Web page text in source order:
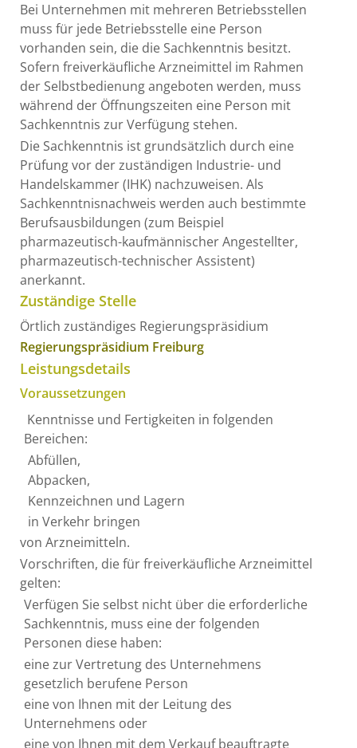
Bei Unternehmen mit mehreren Betriebsstellen
muss für jede Betriebsstelle eine Person
vorhanden sein, die die Sachkenntnis besitzt.
Sofern freiverkäufliche Arzneimittel im Rahmen
der Selbstbedienung angeboten werden, muss
während der Öffnungszeiten eine Person mit
Sachkenntnis zur Verfügung stehen.
Die Sachkenntnis ist grundsätzlich durch eine
Prüfung vor der zuständigen Industrie- und
Handelskammer (IHK) nachzuweisen. Als
Sachkenntnisnachweis werden auch bestimmte
Berufsausbildungen (zum Beispiel
pharmazeutisch-kaufmännischer Angestellter,
pharmazeutisch-technischer Assistent)
anerkannt.
Zuständige Stelle
Örtlich zuständiges Regierungspräsidium
Regierungspräsidium Freiburg
Leistungsdetails
Voraussetzungen
​​ Kenntnisse und Fertigkeiten in folgenden
Bereichen:
Abfüllen,
Abpacken,
Kennzeichnen und Lagern
in Verkehr bringen
von Arzneimitteln.
Vorschriften, die für freiverkäufliche Arzneimittel
gelten:
Verfügen Sie selbst nicht über die erforderliche
Sachkenntnis, muss eine der folgenden
Personen diese haben:
eine zur Vertretung des Unternehmens
gesetzlich berufene Person
eine von Ihnen mit der Leitung des
Unternehmens oder
eine von Ihnen mit dem Verkauf beauftragte